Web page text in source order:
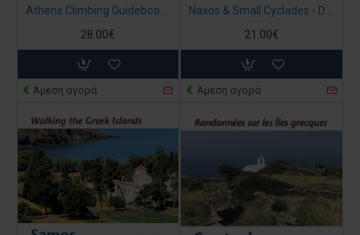
Athens Climbing Guidebook (Βιβλίο στα Αγγλικά)
28.00€
Άμεση αγορά
Naxos & Small Cyclades - Dieter Graf (βιβλίο στα Αγγλικά)
21.00€
Άμεση αγορά